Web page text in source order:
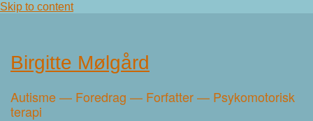
Skip to content
Birgitte Mølgård
Autisme — Foredrag — Forfatter — Psykomotorisk
terapi